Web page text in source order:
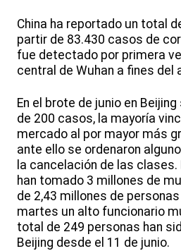
China ha reportado un total
partir de 83.430 casos de
fue detectado por primera
central de Wuhan a fines del
En el brote de junio en
de 200 casos, la mayoría
mercado al por mayor más
ante ello se ordenaron
la cancelación de las
han tomado 3 millones de
de 2,43 millones de
martes un alto funcionario
total de 249 personas han
Beijing desde el 11 de junio.